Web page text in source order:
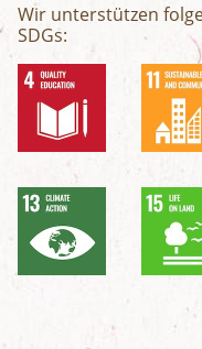
Wir unterstützen
SDGs: